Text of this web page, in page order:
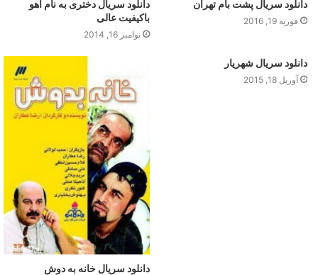
دانلود سریال پشت بام تهران
فوریه 19, 2016
دانلود سریال دختری به نام آهو
باکیفیت عالی
نوامبر 16, 2014
دانلود سریال شهریار
آوریل 18, 2015
دانلود سریال خانه به دوش